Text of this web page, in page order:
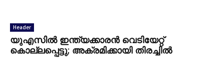
Header
യുഎസില്‍ ഇന്ത്യക്കാരന്‍ വെടിയേറ്റ്
കൊല്ലപ്പെട്ടു; അക്രമിക്കായി തിരച്ചില്‍